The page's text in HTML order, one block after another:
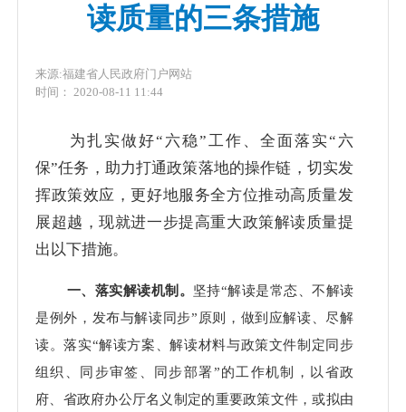
读质量的三条措施
来源:福建省人民政府门户网站
时间： 2020-08-11 11:44
为扎实做好“六稳”工作、全面落实“六
保”任务，助力打通政策落地的操作链，切实发
挥政策效应，更好地服务全方位推动高质量发
展超越，现就进一步提高重大政策解读质量提
出以下措施。
一、落实解读机制。 坚持“解读是常态、不解读
是例外，发布与解读同步”原则，做到应解读、尽解
读。落实“解读方案、解读材料与政策文件制定同步
组织、同步审签、同步部署”的工作机制，以省政
府、省政府办公厅名义制定的重要政策文件，或拟由